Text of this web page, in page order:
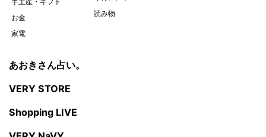
お金
家電
読み物
あおきさん占い。
VERY STORE
Shopping LIVE